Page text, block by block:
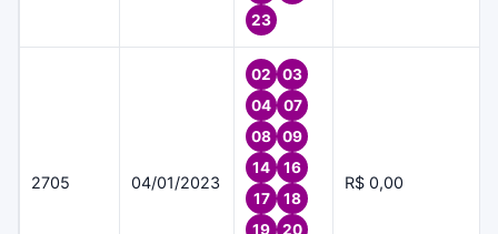
23
2705 04/01/2023
02
03
04
07
08
09
14
16
17
18
19
20
R$ 0,00